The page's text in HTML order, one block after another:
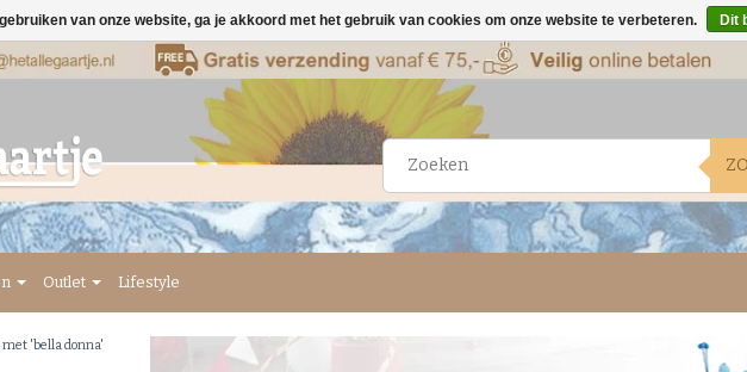
Outlet Lifestyle
'bella donna'
van onze website, ga je akkoord met het gebruik van cookies om onze website te verbeteren. Dit